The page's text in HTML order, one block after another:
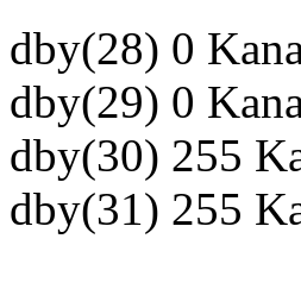
dby(28) 0
dby(29) 0
dby(30) 255
dby(31) 255